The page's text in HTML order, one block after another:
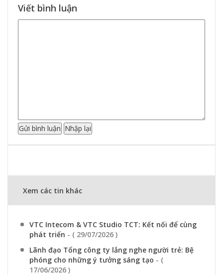
Viết bình luận
Xem các tin khác
VTC Intecom & VTC Studio TCT: Kết nối để cùng
phát triển - ( 29/07/2026 )
Lãnh đạo Tổng công ty lắng nghe người trẻ: Bệ
phóng cho những ý tưởng sáng tạo - (
17/06/2026 )